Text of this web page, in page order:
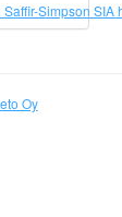
Simpson SIA
Oy